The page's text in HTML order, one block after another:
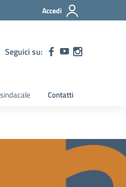
Accedi
Seguici su:
Contatti